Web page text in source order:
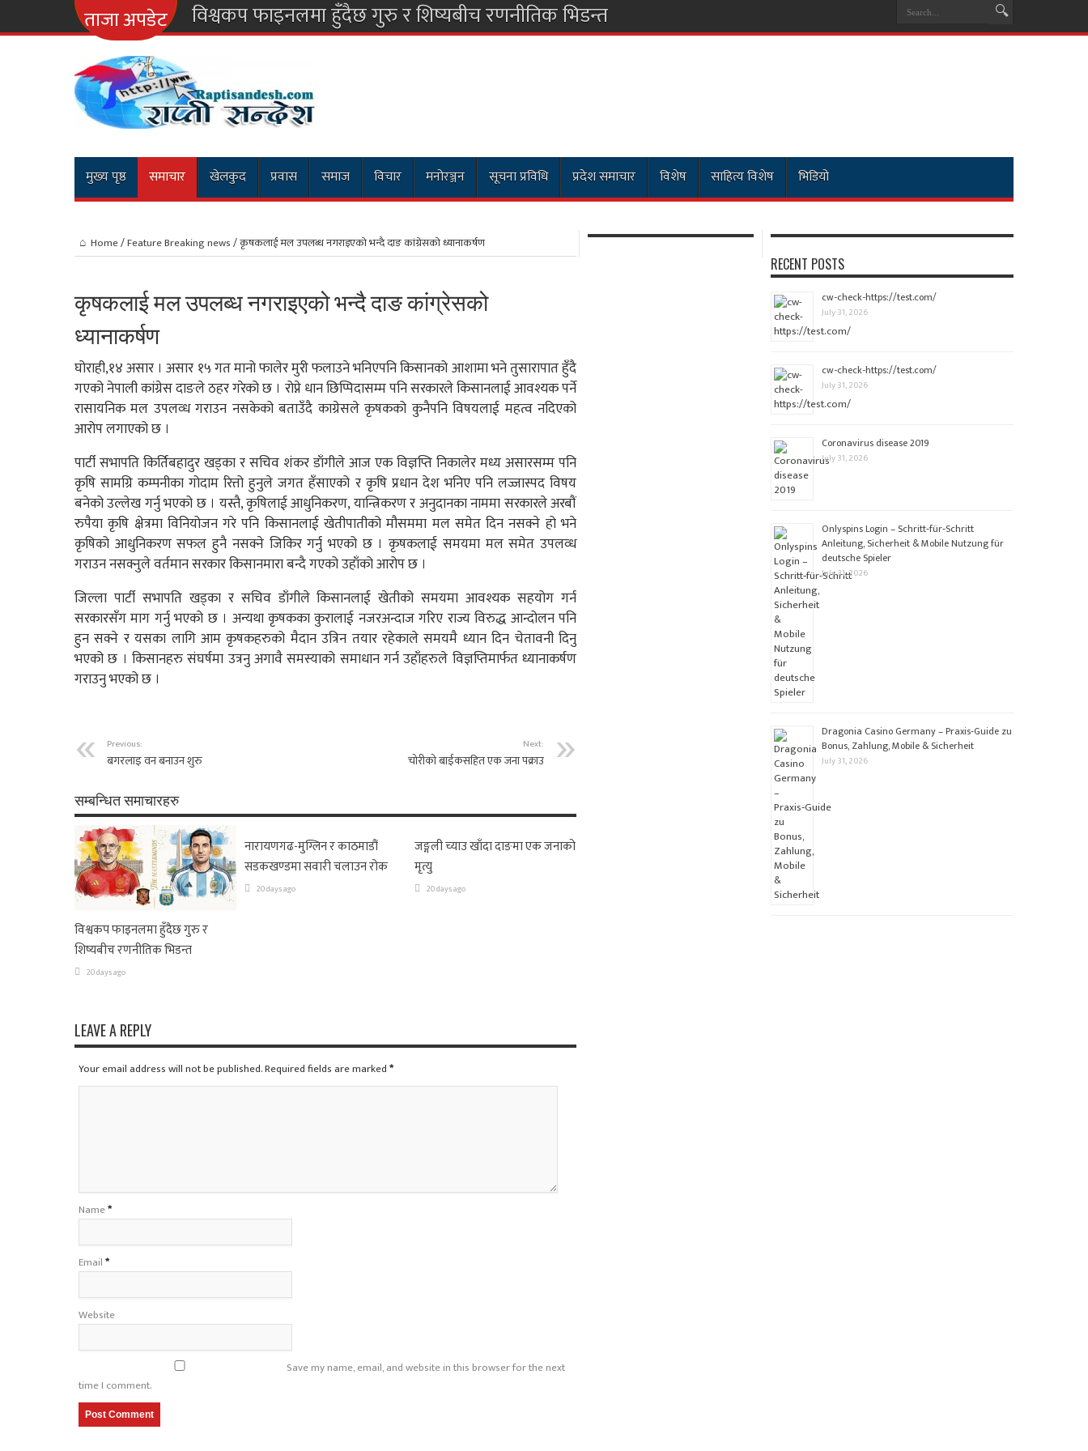
ताजा अपडेट विश्वकप फाइनलमा हुँदैछ गुरु र शिष्यबीच रणनीतिक भिडन्त
मुख्य पृष्ठ समाचार खेलकुद प्रवास समाज विचार मनोरञ्जन सूचना प्रविधि प्रदेश समाचार विशेष साहित्य विशेष भिडियो
Home/Feature Breaking news/कृषकलाई मल उपलब्ध नगराइएको भन्दै दाङ कांग्रेसको ध्यानाकर्षण
कृषकलाई मल उपलब्ध नगराइएको भन्दै दाङ कांग्रेसको
ध्यानाकर्षण
घोराही,१४ असार । असार १५ गत मानो फालेर मुरी फलाउने भनिएपनि किसानको आशामा भने तुसारापात हुँदै
गएको नेपाली कांग्रेस दाङले ठहर गरेको छ । रोप्ने धान छिप्पिदासम्म पनि सरकारले किसानलाई आवश्यक पर्ने
रासायनिक मल उपलव्ध गराउन नसकेको बताउँदै काग्रेसले कृषकको कुनैपनि विषयलाई महत्व नदिएको
आरोप लगाएको छ ।
पार्टी सभापति किर्तिबहादुर खड्का र सचिव शंकर डाँगीले आज एक विज्ञप्ति निकालेर मध्य असारसम्म पनि
कृषि सामग्रि कम्पनीका गोदाम रित्तो हुनुले जगत हँसाएको र कृषि प्रधान देश भनिए पनि लज्जास्पद विषय
बनेको उल्लेख गर्नु भएको छ । यस्तै, कृषिलाई आधुनिकरण, यान्त्रिकरण र अनुदानका नाममा सरकारले अरबौं
रुपैया कृषि क्षेत्रमा विनियोजन गरे पनि किसानलाई खेतीपातीको मौसममा मल समेत दिन नसक्ने हो भने
कृषिको आधुनिकरण सफल हुनै नसक्ने जिकिर गर्नु भएको छ । कृषकलाई समयमा मल समेत उपलव्ध
गराउन नसक्नुले वर्तमान सरकार किसानमारा बन्दै गएको उहाँको आरोप छ ।
जिल्ला पार्टी सभापति खड्का र सचिव डाँगीले किसानलाई खेतीको समयमा आवश्यक सहयोग गर्न
सरकारसँग माग गर्नु भएको छ । अन्यथा कृषकका कुरालाई नजरअन्दाज गरिए राज्य विरुद्ध आन्दोलन पनि
हुन सक्ने र यसका लागि आम कृषकहरुको मैदान उत्रिन तयार रहेकाले समयमै ध्यान दिन चेतावनी दिनु
भएको छ । किसानहरु संघर्षमा उत्रनु अगावै समस्याको समाधान गर्न उहाँहरुले विज्ञप्तिमार्फत ध्यानाकर्षण
गराउनु भएको छ ।
Previous:
बगरलाइ वन बनाउन शुरु
Next:
चोरीको बाईकसहित एक जना पक्राउ
सम्बन्धित समाचारहरु
विश्वकप फाइनलमा हुँदैछ गुरु र
शिष्यबीच रणनीतिक भिडन्त
20 days ago
नारायणगढ-मुग्लिन र काठमाडौं
सडकखण्डमा सवारी चलाउन रोक
20 days ago
जङ्गली च्याउ खाँदा दाङमा एक जनाको
मृत्यु
20 days ago
LEAVE A REPLY
Your email address will not be published. Required fields are marked*
Name*
Email*
Website
Save my name, email, and website in this browser for the next
time I comment.
RECENT POSTS
cw-check-https://test.com/
July 31, 2026
cw-check-https://test.com/
July 31, 2026
Coronavirus disease 2019
July 31, 2026
Onlyspins Login – Schritt‑für‑Schritt
Anleitung, Sicherheit & Mobile Nutzung für
deutsche Spieler
July 31, 2026
Dragonia Casino Germany – Praxis‑Guide zu
Bonus, Zahlung, Mobile & Sicherheit
July 31, 2026